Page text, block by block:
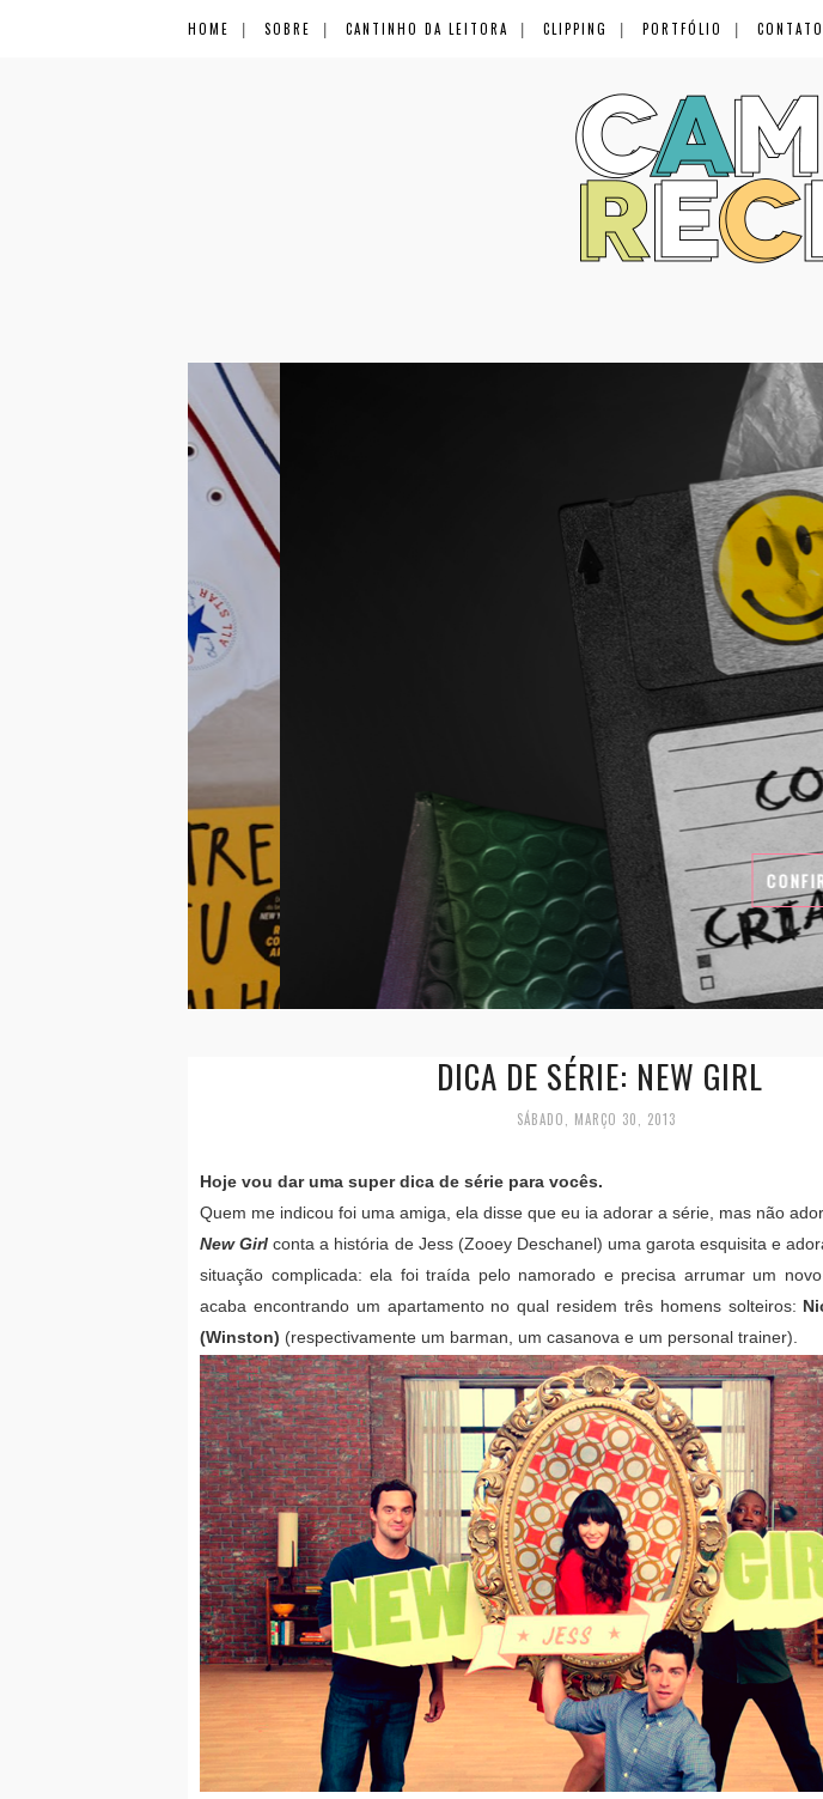
HOME SOBRE CANTINHO DA LEITORA CLIPPING PORTFÓLIO CONTATO
CONFIRA O
DICA DE SÉRIE: NEW GIRL
SÁBADO, MARÇO 30, 2013
Hoje vou dar uma super dica de série para vocês.
Quem me indicou foi uma amiga, ela disse que eu ia adorar a série, mas não
New Girl conta a história de Jess (Zooey Deschanel) uma garota esquisita e
situação complicada: ela foi traída pelo namorado e precisa arrumar um
acaba encontrando um apartamento no qual residem três homens solteiros:
(Winston) (respectivamente um barman, um casanova e um personal trainer).